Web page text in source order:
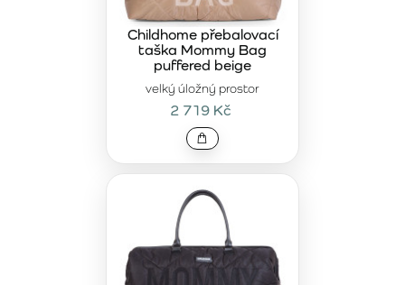
velký úložný prostor
Childhome přebalovací
taška Mommy Bag
puffered beige
2 719 Kč